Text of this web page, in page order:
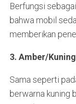
Berfungsi
bahwa mobil
memberikan
3. Amber/Kuning
Sama seperti
berwarna kuning